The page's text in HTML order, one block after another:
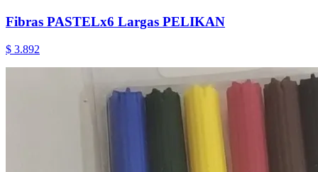
Fibras PASTELx6 Largas PELIKAN
$ 3.892